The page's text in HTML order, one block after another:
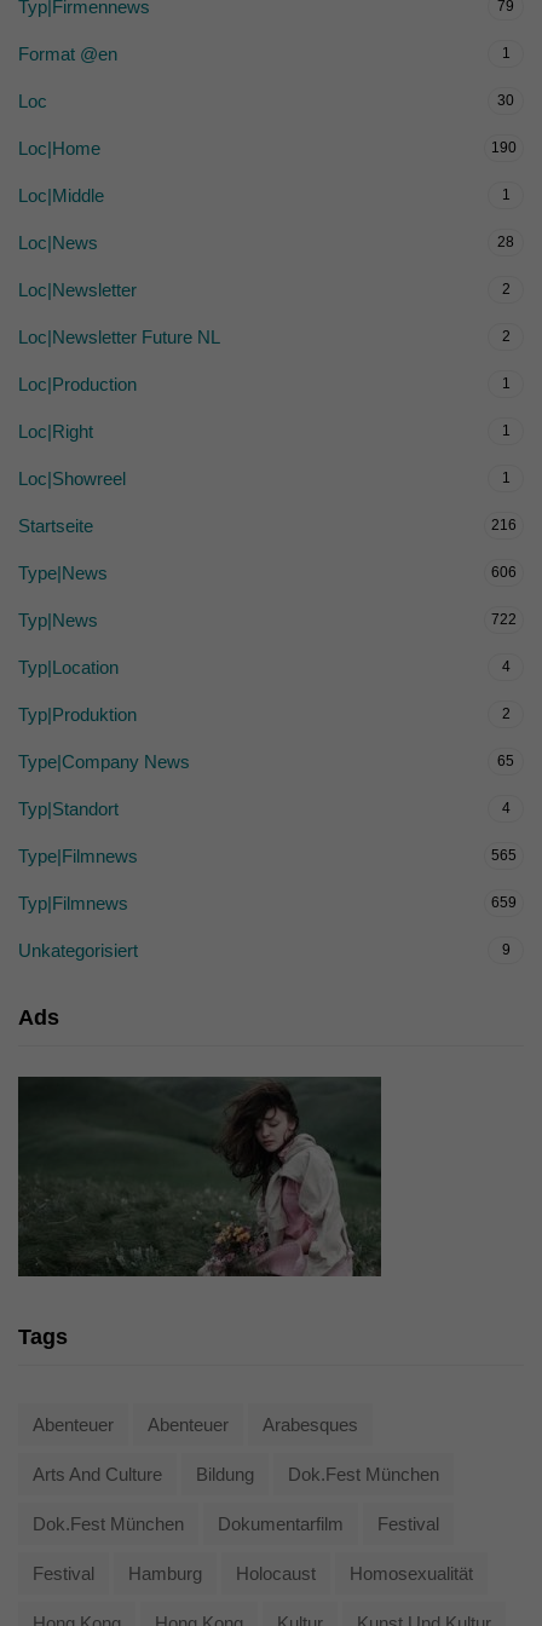
Typ|Firmennews 79
Format @en 1
Loc 30
Loc|Home 190
Loc|Middle 1
Loc|News 28
Loc|Newsletter 2
Loc|Newsletter Future NL 2
Loc|Production 1
Loc|Right 1
Loc|Showreel 1
Startseite 216
Type|News 606
Typ|News 722
Typ|Location 4
Typ|Produktion 2
Type|Company News 65
Typ|Standort 4
Type|Filmnews 565
Typ|Filmnews 659
Unkategorisiert 9
Ads
Tags
Abenteuer Abenteuer Arabesques
Arts And Culture Bildung Dok.fest München
Dok.fest München Dokumentarfilm Festival
Festival Hamburg Holocaust Homosexualität